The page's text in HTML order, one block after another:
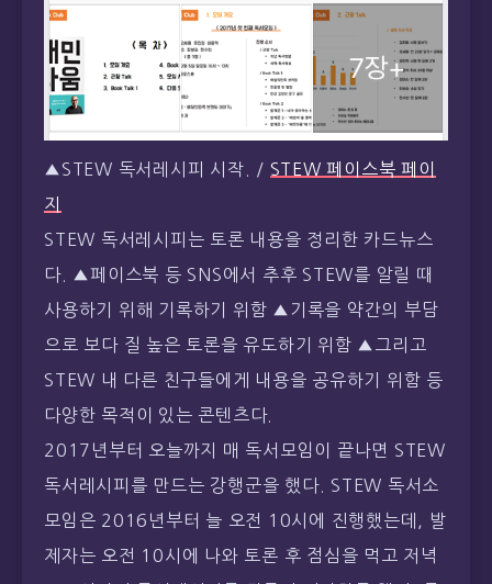
▲STEW 독서레시피 시작. /STEW 페이스북 페이
지
STEW 독서레시피는 토론 내용을 정리한 카드뉴스
다. ▲페이스북 등 SNS에서 추후 STEW를 알릴 때
사용하기 위해 기록하기 위함 ▲기록을 약간의 부담
으로 보다 질 높은 토론을 유도하기 위함 ▲그리고
STEW 내 다른 친구들에게 내용을 공유하기 위함 등
다양한 목적이 있는 콘텐츠다.
2017년부터 오늘까지 매 독서모임이 끝나면 STEW
독서레시피를 만드는 강행군을 했다. STEW 독서소
모임은 2016년부터 늘 오전 10시에 진행했는데, 발
제자는 오전 10시에 나와 토론 후 점심을 먹고 저녁
5~6시까지 독서레시피를 만들다 귀가하곤 했다. 물
론 팀장인 나도 늘 함께 했다.
만들어진 독서레시피는 늘 페이스북 페이지에 올렸